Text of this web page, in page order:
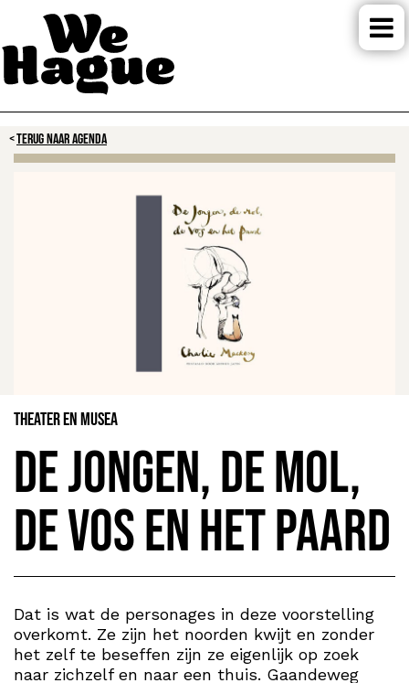
TERUG NAAR AGENDA
Theater en Musea
De jongen, de mol,
de vos en het paard
Dat is wat de personages in deze voorstelling
overkomt. Ze zijn het noorden kwijt en zonder
het zelf te beseffen zijn ze eigenlijk op zoek
naar zichzelf en naar een thuis. Gaandeweg